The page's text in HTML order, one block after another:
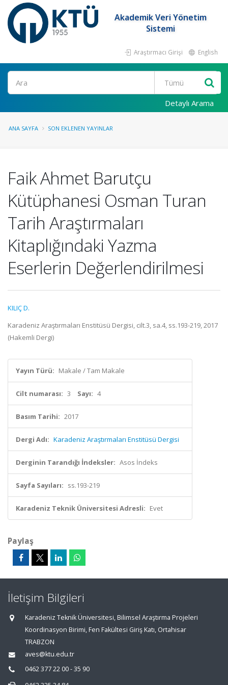
Akademik Veri Yönetim
Sistemi
Araştırmacı Girişi English
Ara
Detaylı Arama
ANA SAYFA SON EKLENEN YAYINLAR
Faik Ahmet Barutçu
Kütüphanesi Osman Turan
Tarih Araştırmaları
Kitaplığındaki Yazma
Eserlerin Değerlendirilmesi
KILIÇ D.
Karadeniz Araştırmaları Enstitüsü Dergisi, cilt.3, sa.4, ss.193-219, 2017
(Hakemli Dergi)
Yayın Türü: Makale / Tam Makale
Cilt numarası: 3 Sayı: 4
Basım Tarihi: 2017
Dergi Adı: Karadeniz Araştırmaları Enstitüsü Dergisi
Derginin Tarandığı İndeksler: Asos İndeks
Sayfa Sayıları: ss.193-219
Karadeniz Teknik Üniversitesi Adresli: Evet
Paylaş
İletişim Bilgileri
Karadeniz Teknik Üniversitesi, Bilimsel Araştırma Projeleri
Koordinasyon Birimi, Fen Fakültesi Giriş Katı, Ortahisar
TRABZON
aves@ktu.edu.tr
0462 377 22 00 - 35 90